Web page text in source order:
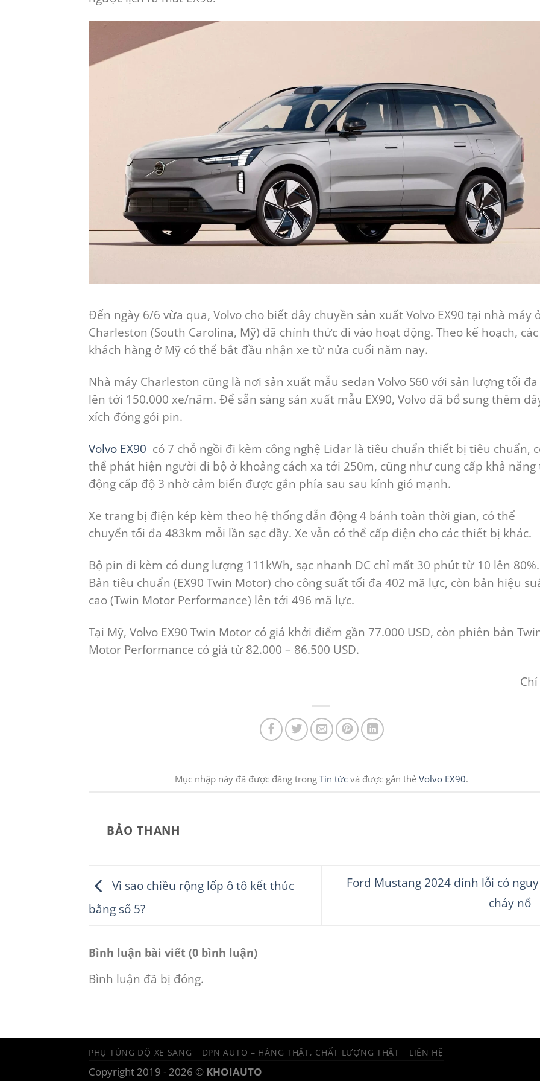
Đến ngày 6/6 vừa qua, Volvo cho biết dây chuyền sản xuất Volvo EX90 tại nhà máy
Charleston (South Carolina, Mỹ) đã chính thức đi vào hoạt động. Theo kế hoạch, các
khách hàng ở Mỹ có thể bắt đầu nhận xe từ nửa cuối năm nay.
Nhà máy Charleston cũng là nơi sản xuất mẫu sedan Volvo S60 với sản lượng tối đa
lên tới 150.000 xe/năm. Để sẵn sàng sản xuất mẫu EX90, Volvo đã bổ sung thêm
xích đóng gói pin.
Volvo EX90 có 7 chỗ ngồi đi kèm công nghệ Lidar là tiêu chuẩn thiết bị tiêu chuẩn,
thể phát hiện người đi bộ ở khoảng cách xa tới 250m, cũng như cung cấp khả năng
động cấp độ 3 nhờ cảm biến được gắn phía sau sau kính gió mạnh.
Xe trang bị điện kép kèm theo hệ thống dẫn động 4 bánh toàn thời gian, có thể
chuyển tối đa 483km mỗi lần sạc đầy. Xe vẫn có thể cấp điện cho các thiết bị khác.
Bộ pin đi kèm có dung lượng 111kWh, sạc nhanh DC chỉ mất 30 phút từ 10 lên 80%.
Bản tiêu chuẩn (EX90 Twin Motor) cho công suất tối đa 402 mã lực, còn bản hiệu
cao (Twin Motor Performance) lên tới 496 mã lực.
Tại Mỹ, Volvo EX90 Twin Motor có giá khởi điểm gần 77.000 USD, còn phiên bản
Motor Performance có giá từ 82.000 – 86.500 USD.
Chí
Mục nhập này đã được đăng trong Tin tứcvà được gắn thẻ Volvo EX90.
BẢO THANH
Vì sao chiều rộng lốp ô tô kết thúc
bằng số 5?
Ford Mustang 2024 dính lỗi có
cháy nổ
Bình luận bài viết (0 bình luận)
Bình luận đã bị đóng.
PHỤ TÙNG ĐỘ XE SANG DPN AUTO – HÀNG THẬT, CHẤT LƯỢNG THẬT LIÊN HỆ
Copyright 2019 - 2026 © KHOIAUTO